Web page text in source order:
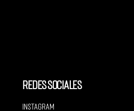
Redes sociales
Instagram